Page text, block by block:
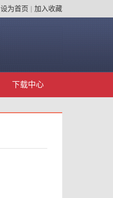
设为首页 | 加入收藏
下载中心